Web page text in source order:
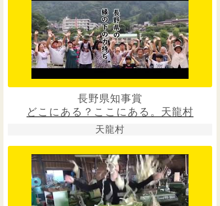
長野県知事賞
どこにある？ここにある。天龍村
天龍村